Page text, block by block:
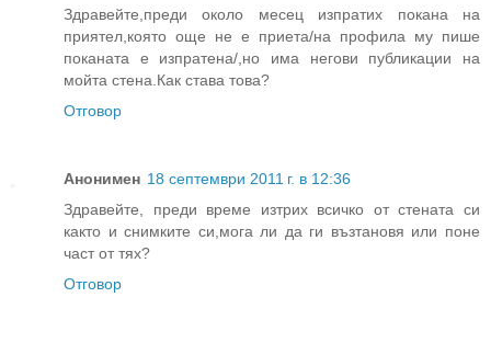
Здравейте,преди около месец изпратих покана на
приятел,която още не е приета/на профила му пише
поканата е изпратена/,но има негови публикации на
мойта стена.Как става това?
Отговор
Анонимен 18 септември 2011 г. в 12:36
Здравейте, преди време изтрих всичко от стената си
както и снимките си,мога ли да ги възтановя или поне
част от тях?
Отговор